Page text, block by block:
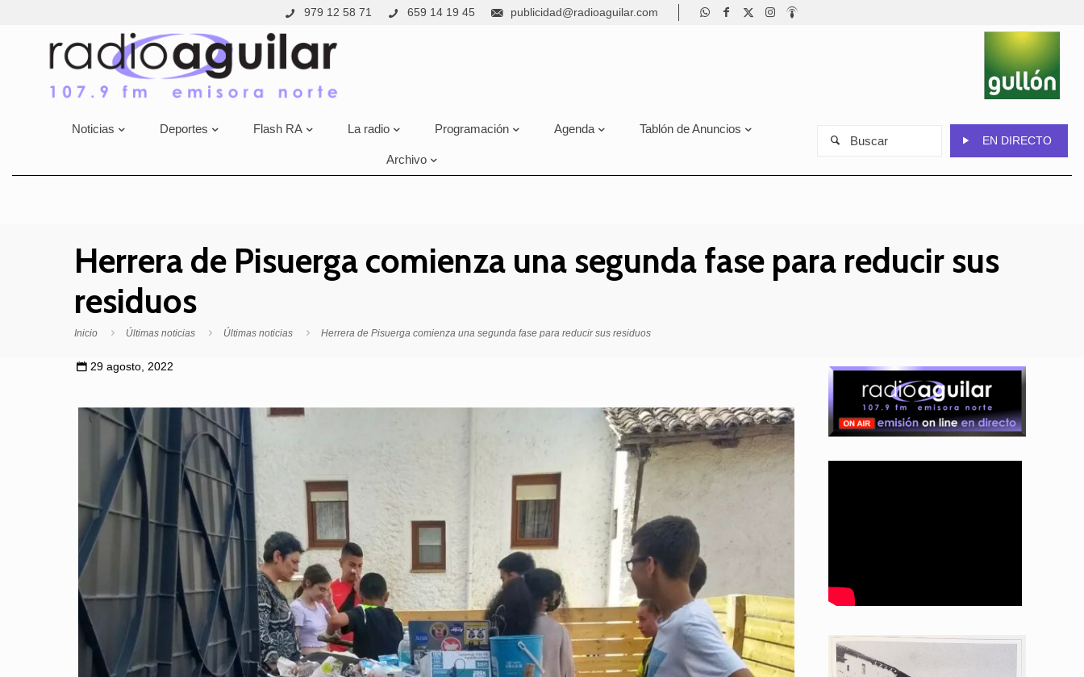
979 12 58 71 659 14 19 45 publicidad@radioaguilar.com
Noticias Deportes Flash RA La radio Programación Agenda Tablón de Anuncios
Archivo
EN DIRECTO
Herrera de Pisuerga comienza una segunda fase para reducir sus
residuos
Inicio Últimas noticias Últimas noticias Herrera de Pisuerga comienza una segunda fase para reducir sus residuos
29 agosto, 2022